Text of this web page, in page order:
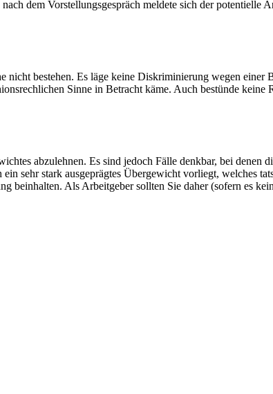
dem Vorstellungsgespräch meldete sich der
nicht bestehen. Es läge keine Diskriminierung wegen
Sinne in Betracht käme. Auch bestünde
abzulehnen. Es sind jedoch Fälle denkbar, bei denen
sehr stark ausgeprägtes Übergewicht vorliegt, welches
beinhalten. Als Arbeitgeber sollten Sie daher (sofern es